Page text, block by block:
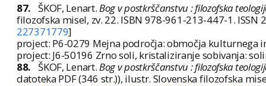
87. ŠKOF, Lenart.Bog v postkrščanstvu : filozofska
filozofska misel, zv. 22. ISBN 978-961-213-447-1. ISSN
227371779]
project: P6-0279 Mejna področja: območja kulturnega
project: J6-50196 Zrno soli, kristaliziranje sobivanja:
88. ŠKOF, Lenart.Bog v postkrščanstvu : filozofska
datoteka PDF (346 str.)), ilustr. Slovenska filozofska